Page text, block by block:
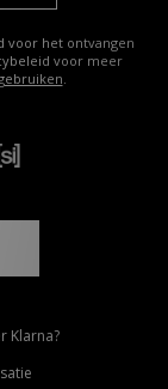
voor het ontvangen
voor meer
.
Klarna?